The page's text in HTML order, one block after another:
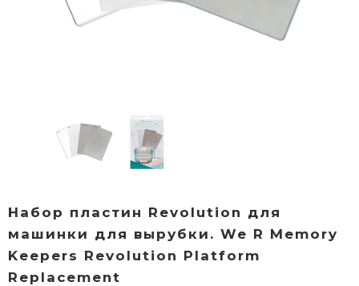
Набор пластин Revolution для
машинки для вырубки. We R Memory
Keepers Revolution Platform
Replacement